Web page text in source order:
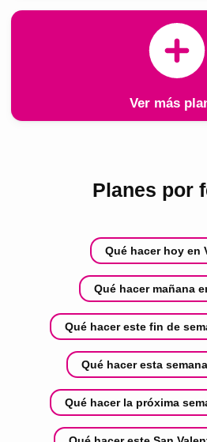
Ver más
Planes por
Qué hacer hoy en
Qué hacer mañana
Qué hacer este fin de
Qué hacer esta
Qué hacer la próxima